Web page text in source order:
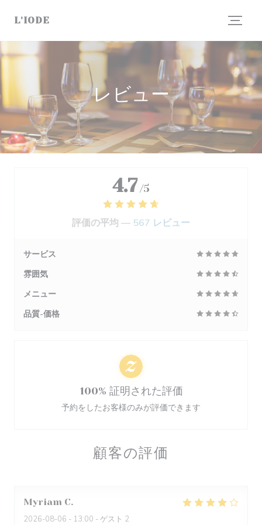
L'IODE
レビュー
顧客の評価
Myriam C
2026-08-06 - 13:00 - ゲスト 2
4.7 /5
評価の平均 — 567 レビュー
サービス
雰囲気
メニュー
品質-価格
100% 証明された評価
予約をしたお客様のみが評価できます